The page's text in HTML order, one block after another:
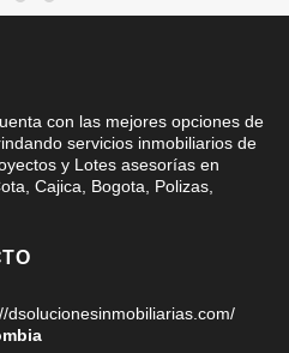
con las mejores opciones de
servicios inmobiliarios de
y Lotes asesorías en
Cajica, Bogota, Polizas,
dsolucionesinmobiliarias.com/